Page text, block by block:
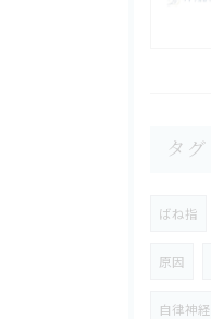
タグ
ばね指
原因
自律神経